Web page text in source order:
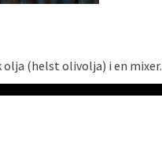
(helst olivolja) i en mixer.